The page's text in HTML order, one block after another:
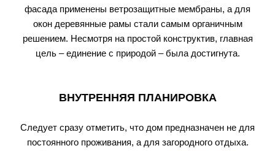
фасада применены ветрозащитные мембраны, а для
окон деревянные рамы стали самым органичным
решением. Несмотря на простой конструктив, главная
цель – единение с природой – была достигнута.
ВНУТРЕННЯЯ ПЛАНИРОВКА
Следует сразу отметить, что дом предназначен не для
постоянного проживания, а для загородного отдыха.